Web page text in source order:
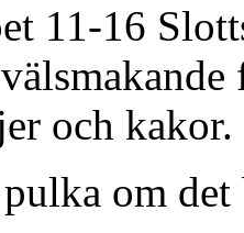
11-16
och kakor.
pulka om